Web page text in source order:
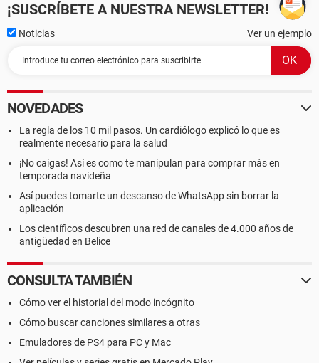
¡SUSCRÍBETE A NUESTRA NEWSLETTER!
Noticias Ver un ejemplo
NOVEDADES
La regla de los 10 mil pasos. Un cardiólogo explicó lo que es
realmente necesario para la salud
¡No caigas! Así es como te manipulan para comprar más en
temporada navideña
Así puedes tomarte un descanso de WhatsApp sin borrar la
aplicación
Los científicos descubren una red de canales de 4.000 años de
antigüedad en Belice
CONSULTA TAMBIÉN
Cómo ver el historial del modo incógnito
Cómo buscar canciones similares a otras
Emuladores de PS4 para PC y Mac